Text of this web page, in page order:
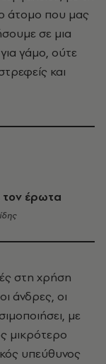
άτομο που μας
σε μια
γάμο, ούτε
και
τον έρωτα
στη χρήση
άνδρες, οι
με
μικρότερο
υπεύθυνος